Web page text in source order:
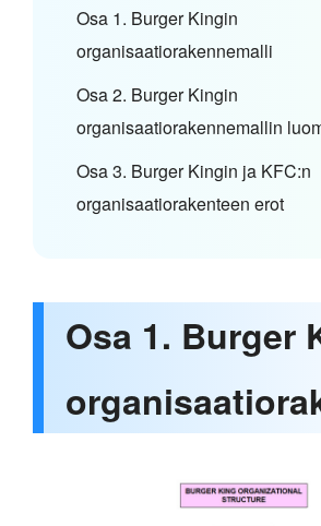
Osa 1. Burger Kingin
organisaatiorakennemalli
Osa 2. Burger Kingin
organisaatiorakennemallin
Osa 3. Burger Kingin ja KFC:n
organisaatiorakenteen erot
Osa 1. Burger